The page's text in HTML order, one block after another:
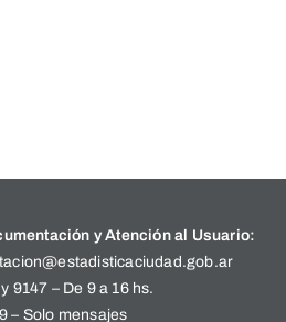
y Atención al Usuario:
9147 – De 9 a 16 hs.
– Solo mensajes